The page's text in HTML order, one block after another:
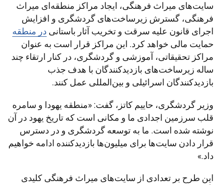
سایت‌های میراث فرهنگی، ایجاد مراکز منطقه‌ای میراث
فرهنگی، گسترش زیرساخت‌های گردشگری و افزایش
اجرای قانون علیه سرقت و تخریب آثار باستانی در منطقه
حمایت مالی خواهد کرد. این مراکز قرار است به عنوان
مراکز تحقیقاتی، آموزشی و گردشگری، در کنار ارتقاء چند
ساله زیرساخت‌های بازدیدکنندگان با هدف جذب
بازدیدکنندگان اسرائیلی و بین‌المللی عمل کنند.
وزیر گردشگری، حاییم کاتز، گفت: «منطقه یهودا و سامره
قلب سرزمین اجدادی ما و مکانی است که تاریخ یهود در آن
نوشته شده است. ما به توسعه گردشگری و در دسترس
قرار دادن سایت‌ها برای میلیون‌ها بازدیدکننده ادامه خواهیم
داد.»
این طرح بر تعدادی از سایت‌های میراث فرهنگی کلیدی